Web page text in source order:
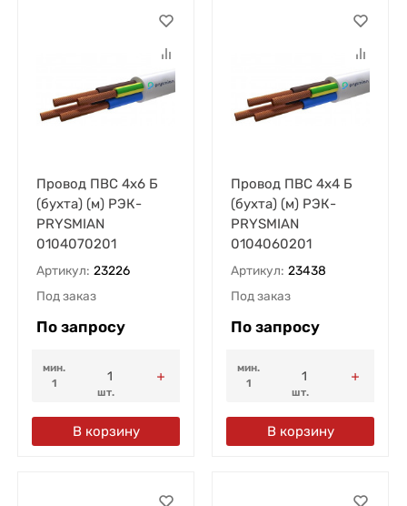
Провод ПВС 4х6 Б
(бухта) (м) РЭК-
PRYSMIAN
0104070201
Артикул: 23226
Под заказ
По запросу
мин.
1
шт.
В корзину
Провод ПВС 4х4 Б
(бухта) (м) РЭК-
PRYSMIAN
0104060201
Артикул: 23438
Под заказ
По запросу
мин.
1
шт.
В корзину